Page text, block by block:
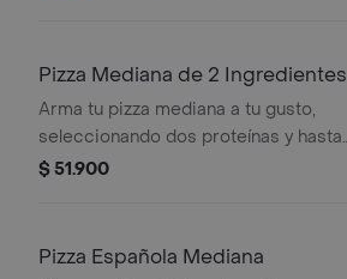
Pizza Mediana de 2 Ingredientes
Arma tu pizza mediana a tu gusto,
seleccionando dos proteínas y hasta
5 ingredientes adicionales sin costo.
$ 51.900
Pizza Española Mediana